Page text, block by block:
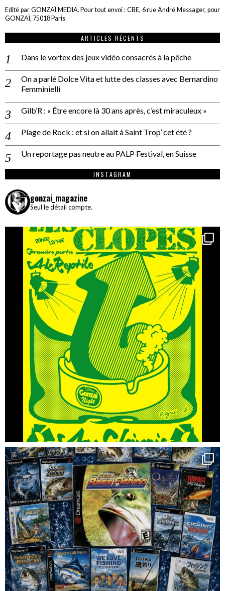
Edité par GONZAÏ MEDIA. Pour tout envoi : CBE, 6 rue André Messager, pour
GONZAÏ, 75018 Paris
ARTICLES RÉCENTS
Dans le vortex des jeux vidéo consacrés à la pêche
On a parlé Dolce Vita et lutte des classes avec Bernardino
Femminielli
Gilb’R : « Être encore là 30 ans après, c’est miraculeux »
Plage de Rock : et si on allait à Saint Trop’ cet été ?
Un reportage pas neutre au PALP Festival, en Suisse
INSTAGRAM
gonzai_magazine
Seul le détail compte.